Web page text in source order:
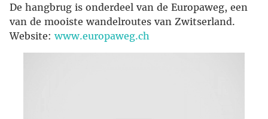
De hangbrug is onderdeel van de Europaweg, een
van de mooiste wandelroutes van Zwitserland.
Website: www.europaweg.ch